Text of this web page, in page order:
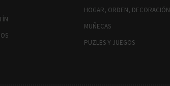
HOGAR, ORDEN, DECORACIÓN
MUÑECAS
PUZLES Y JUEGOS